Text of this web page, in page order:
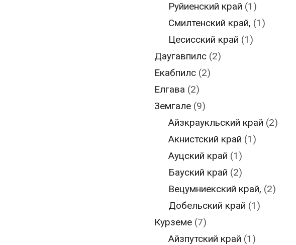
Руйиенский край (1)
Смилтенский край, (1)
Цесисский край (1)
Даугавпилс(2)
Екабпилс(2)
Елгава (2)
Земгале(9)
Айзкраукльский край (2)
Акнистский край (1)
Ауцский край (1)
Бауский край (2)
Вецумниекский край, (2)
Добельский край (1)
Курземе(7)
Айзпутский край (1)